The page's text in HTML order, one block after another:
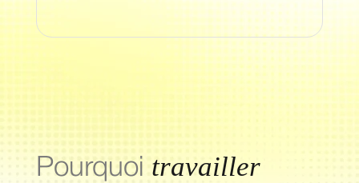
Pourquoi travailler